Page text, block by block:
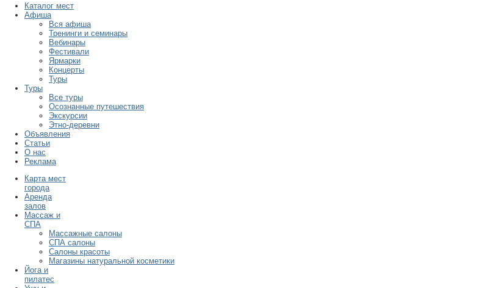
Каталог мест
Афиша
Вся афиша
Тренинги и семинары
Вебинары
Фестивали
Ярмарки
Концерты
Туры
Туры
Все туры
Осознанные путешествия
Экскурсии
Этно-деревни
Объявления
Статьи
О нас
Реклама
Карта мест
города
Аренда
залов
Массаж и
СПА
Массажные салоны
СПА салоны
Салоны красоты
Магазины натуральной косметики
Йога и
пилатес